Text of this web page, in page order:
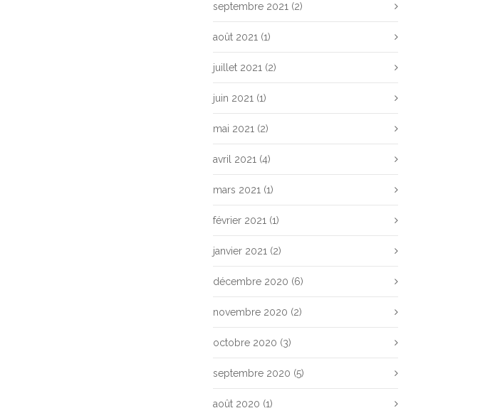
septembre 2021 (2)
août 2021 (1)
juillet 2021 (2)
juin 2021 (1)
mai 2021 (2)
avril 2021 (4)
mars 2021 (1)
février 2021 (1)
janvier 2021 (2)
décembre 2020 (6)
novembre 2020 (2)
octobre 2020 (3)
septembre 2020 (5)
août 2020 (1)